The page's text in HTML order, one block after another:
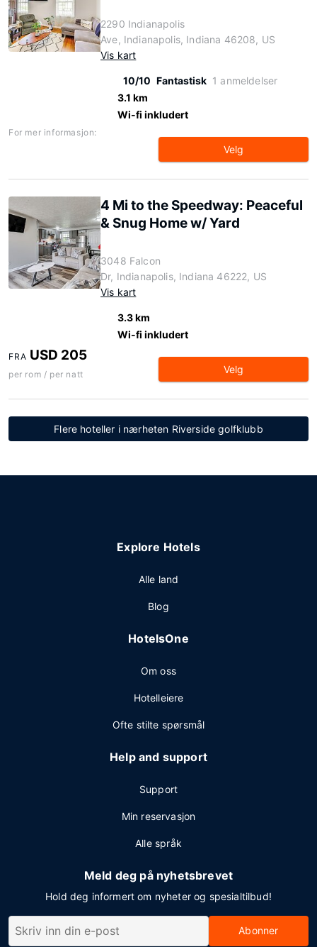
2290 Indianapolis
Ave, Indianapolis, Indiana 46208, US
Vis kart
10/10 Fantastisk 1 anmeldelser
3.1 km
Wi-fi inkludert
For mer informasjon:
Velg
4 Mi to the Speedway: Peaceful
& Snug Home w/ Yard
3048 Falcon
Dr, Indianapolis, Indiana 46222, US
Vis kart
3.3 km
Wi-fi inkludert
FRA USD 205
per rom / per natt Velg
Flere hoteller i nærheten Riverside golfklubb
Explore Hotels
Alle land
Blog
HotelsOne
Om oss
Hotelleiere
Ofte stilte spørsmål
Help and support
Support
Min reservasjon
Alle språk
Meld deg på nyhetsbrevet
Hold deg informert om nyheter og spesialtilbud!
Abonner